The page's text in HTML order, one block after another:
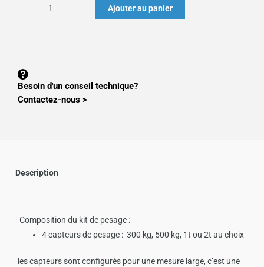
DE
Ajouter au panier
Besoin d'un conseil technique?
Contactez-nous >
Description
Composition du kit de pesage :
4 capteurs de pesage : 300 kg, 500 kg, 1t ou 2t au choix
les capteurs sont configurés pour une mesure large, c’est une